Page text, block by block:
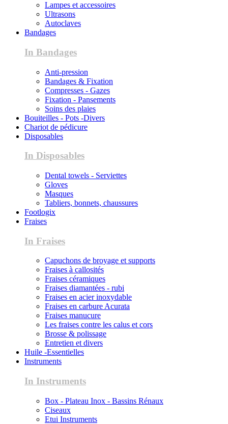
Lampes et accessoires
Ultrasons
Autoclaves
Bandages
In Bandages
Anti-pression
Bandages & Fixation
Compresses - Gazes
Fixation - Pansements
Soins des plaies
Bouiteilles - Pots -Divers
Chariot de pédicure
Disposables
In Disposables
Dental towels - Serviettes
Gloves
Masques
Tabliers, bonnets, chaussures
Footlogix
Fraises
In Fraises
Capuchons de broyage et supports
Fraises à callosités
Fraises céramiques
Fraises diamantées - rubi
Fraises en acier inoxydable
Fraises en carbure Acurata
Fraises manucure
Les fraises contre les calus et cors
Brosse & polissage
Entretien et divers
Huile -Essentielles
Instruments
In Instruments
Box - Plateau Inox - Bassins Rénaux
Ciseaux
Etui Instruments